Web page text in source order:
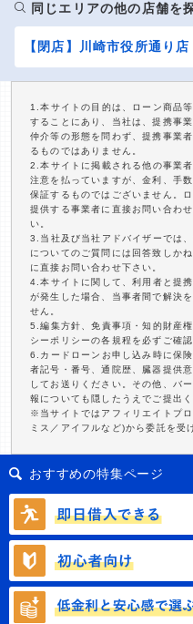
同じエリアの他の店舗を
【閉店】川崎市役所通り店
1.本サイトの目的は、ローン商品
することにあり、当社は、提携事
仲介等の形態を問わず、提携事業
るものではありません。
2.本サイトに掲載される他の事業
注意を払っていますが、金利、手
保証するものではございません。
提供する事業者に直接お問い合わ
い。
3.当社及び当社アドバイザーでは
についてのご質問には回答致しか
に直接お問い合わせ下さい。
4.本サイトに関して、利用者と提
が発生した場合、当事者間で解決
せん。
5.編集方針、免責事項・知的財産
シーポリシーの各規程を必ずご確
6.カードローンお申し込み時に保
者記号・番号、通院歴、臓器提供
してお送りください。その他、バ
報についても隠したうえでご提出く
※当サイトではアフィリエイトプ
ミス／アイフルなど)から委託を受
おすすめの特集ページ